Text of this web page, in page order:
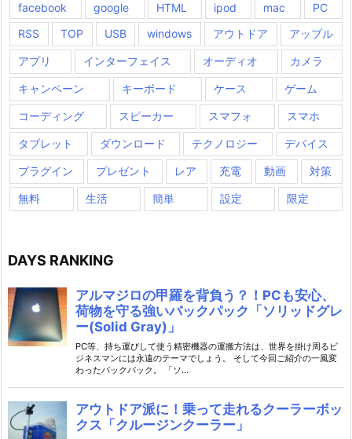
facebook
google HTML ipod mac
PC
RSS
TOP USB windows アウトドア アップル
アプリ インターフェイス オーディオ カメラ
キャンペーン キーボード ケース ゲーム
コーディング スピーカー スマフォ スマホ
タブレット ダウンロード テクノロジー デバイス
プラグイン プレゼント レア 充電 動画 対策
無料 生活 簡単 設定 限定
DAYS RANKING